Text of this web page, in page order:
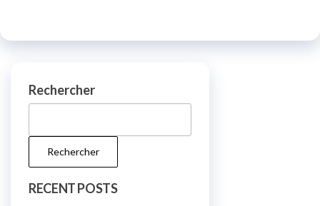
Rechercher
Rechercher
RECENT POSTS